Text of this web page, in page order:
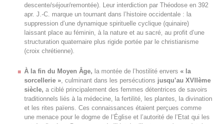
descente/séjour/remontée). Leur interdiction par Théodose en 392
apr. J.-C. marque un tournant dans l’histoire occidentale : la
suppression d’une dynamique spirituelle cyclique (quinaire)
laissant place au féminin, à la nature et au sacré, au profit d’une
structuration quaternaire plus rigide portée par le christianisme
(croix chrétienne).
À la fin du Moyen Âge, la montée de l’hostilité envers « la
sorcellerie », culminant dans les persécutions jusqu’au XVIIème
siècle, a ciblé principalement des femmes détentrices de savoirs
traditionnels liés à la médecine, la fertilité, les plantes, la divination
et les rites païens. Ces connaissances étaient perçues comme
une menace pour le dogme de l’Église et l’autorité de l’Etat qui les